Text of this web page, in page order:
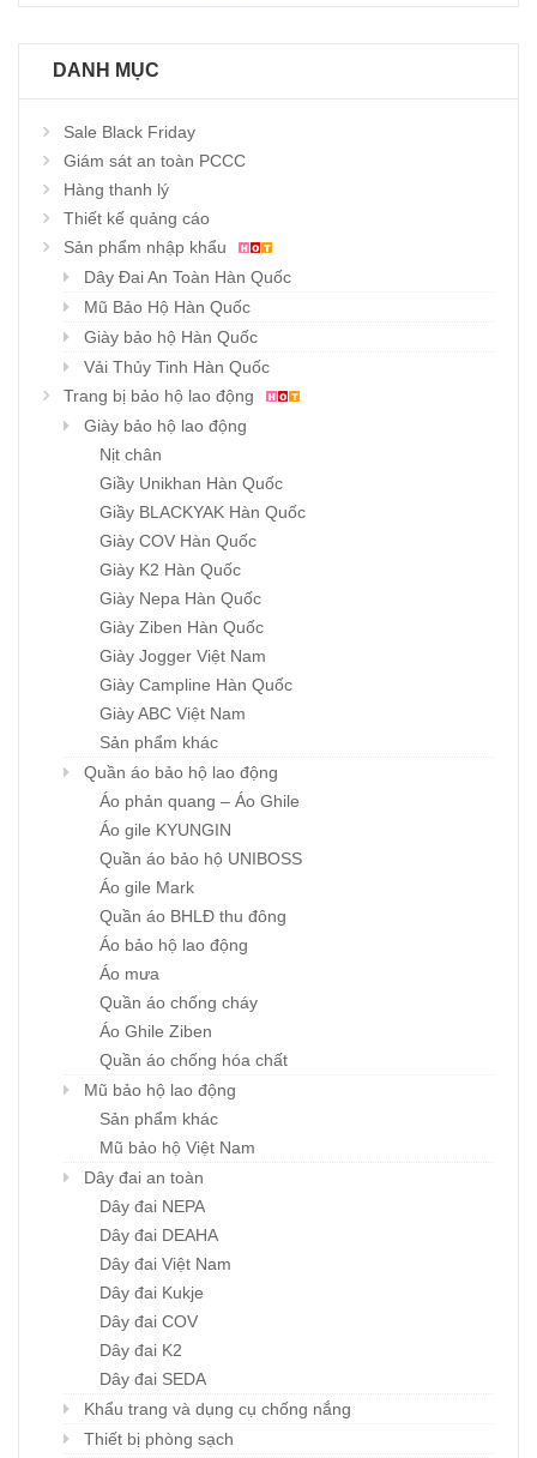
DANH MỤC
Sale Black Friday
Giám sát an toàn PCCC
Hàng thanh lý
Thiết kế quảng cáo
Sản phẩm nhập khẩu
Dây Đai An Toàn Hàn Quốc
Mũ Bảo Hộ Hàn Quốc
Giày bảo hộ Hàn Quốc
Vải Thủy Tinh Hàn Quốc
Trang bị bảo hộ lao động
Giày bảo hộ lao động
Nịt chân
Giầy Unikhan Hàn Quốc
Giầy BLACKYAK Hàn Quốc
Giày COV Hàn Quốc
Giày K2 Hàn Quốc
Giày Nepa Hàn Quốc
Giày Ziben Hàn Quốc
Giày Jogger Việt Nam
Giày Campline Hàn Quốc
Giày ABC Việt Nam
Sản phẩm khác
Quần áo bảo hộ lao động
Áo phản quang – Áo Ghile
Áo gile KYUNGIN
Quần áo bảo hộ UNIBOSS
Áo gile Mark
Quần áo BHLĐ thu đông
Áo bảo hộ lao động
Áo mưa
Quần áo chống cháy
Áo Ghile Ziben
Quần áo chống hóa chất
Mũ bảo hộ lao động
Sản phẩm khác
Mũ bảo hộ Việt Nam
Dây đai an toàn
Dây đai NEPA
Dây đai DEAHA
Dây đai Việt Nam
Dây đai Kukje
Dây đai COV
Dây đai K2
Dây đai SEDA
Khẩu trang và dụng cụ chống nắng
Thiết bị phòng sạch